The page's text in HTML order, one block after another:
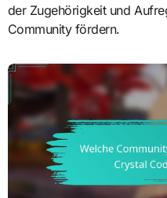
der Zugehörigkeit und
Community fördern.